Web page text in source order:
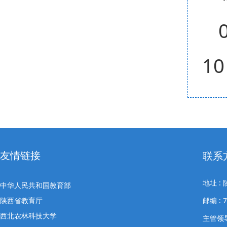
友情链接
中华人民共和国教育部
陕西省教育厅
西北农林科技大学
联系
地址 :
邮编 :
主管